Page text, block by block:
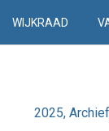
WIJKRAAD
Posted
2025